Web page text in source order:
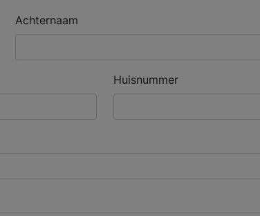
Achternaam
Huisnummer